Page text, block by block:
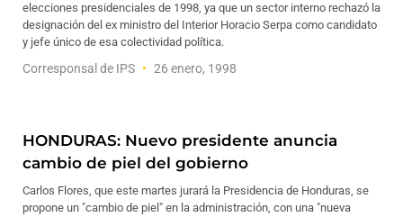
elecciones presidenciales de 1998, ya que un sector interno rechazó la
designación del ex ministro del Interior Horacio Serpa como candidato
y jefe único de esa colectividad política.
Corresponsal de IPS 26 enero, 1998
HONDURAS: Nuevo presidente anuncia
cambio de piel del gobierno
Carlos Flores, que este martes jurará la Presidencia de Honduras, se
propone un "cambio de piel" en la administración, con una "nueva